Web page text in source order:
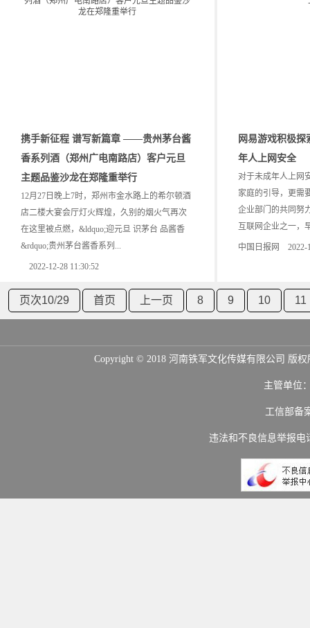
携手新征程 谱写新篇章 ——贵州茅台酱
香系列酒（郑州广电南路店）客户元旦
主题品鉴沙龙在郑隆重举行
12月27日晚上7时，郑州市金水路上的希尔顿酒
店二楼大宴会厅灯火辉煌，久别的烟火气再次
在这里被点燃，&ldquo;迎元旦 识茅台 品酱香
&rdquo;贵州茅台酱香系列...
2022-12-28 11:30:52
网易游戏积极探
年人上网安全
对于未成年人上网
家庭的引导，更需
企业部门的共同努
互联网企业之一，
中国日报网 2022-
页次10/29 首页 上一页 8 9 10 11
Copyright © 2018 河南铁军文化传媒有限公司 版
主管单位
工信部备
违法和不良信息举报